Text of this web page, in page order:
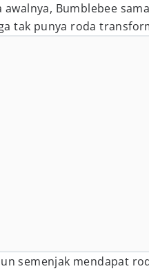
awalnya, Bumblebee
tak punya roda
semenjak mendapat